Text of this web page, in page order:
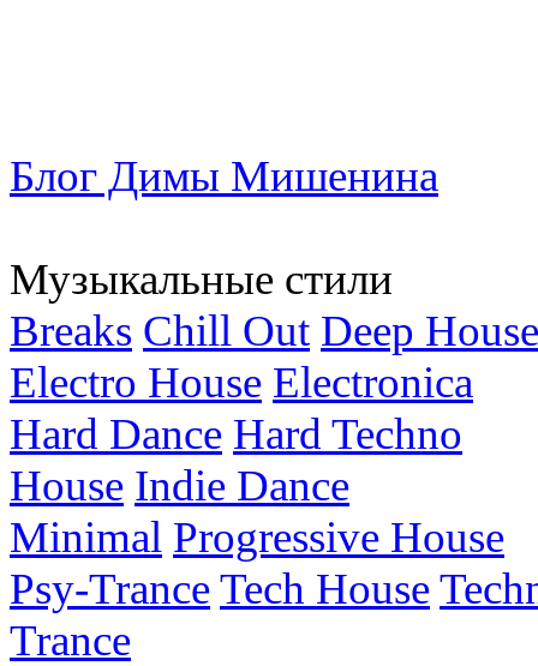
Блог Димы Мишенина
Музыкальные стили
Breaks Chill Out Deep House
Electro House Electronica
Hard Dance Hard Techno
House Indie Dance
Minimal Progressive House
Psy-TranceTech House
Trance